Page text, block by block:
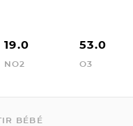
19.0
NO2
53.0
O3
BÉBÉ